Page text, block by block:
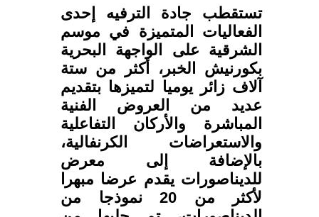
تستقطب جادة الترفيه إحدى
الفعاليات المتميزة في موسم
الشرقية على الواجهة البحرية
بكورنيش الخبر، أكثر من ستة
آلاف زائر يوميا لتميزها بتقديم
عديد من العروض الفنية
المباشرة والأركان التفاعلية
والاستعراضات الكرنفالية،
بالإضافة إلى معرض
للديناصورات يقدم عرضا مبهرا
لأكثر من 20 نموذجا من